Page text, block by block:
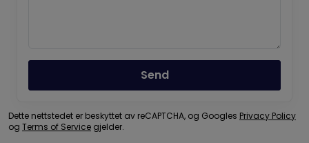
Send
Dette nettstedet er beskyttet av reCAPTCHA, og Googles Privacy Policy
og Terms of Service gjelder.